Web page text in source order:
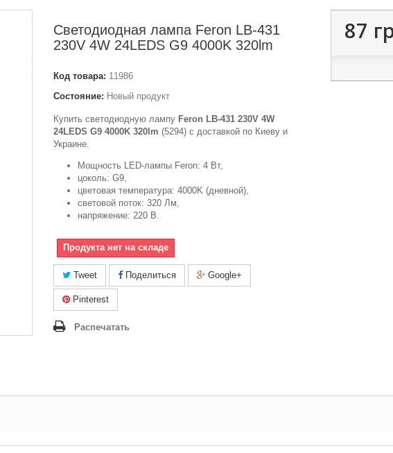
Светодиодная лампа Feron LB-431
230V 4W 24LEDS G9 4000K 320lm
Код товара: 11986
Состояние: Новый продукт
Купить светодиодную лампу Feron LB-431 230V 4W
24LEDS G9 4000K 320lm (5294) с доставкой по Киеву и
Украине.
Мощность LED-лампы Feron: 4 Вт,
цоколь: G9,
цветовая температура: 4000K (дневной),
световой поток: 320 Лм,
напряжение: 220 В.
Продукта нет на складе
Tweet Поделиться Google+
Pinterest
Распечатать
87